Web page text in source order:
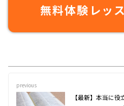
無料体験レッ
previous
【最新】本当に